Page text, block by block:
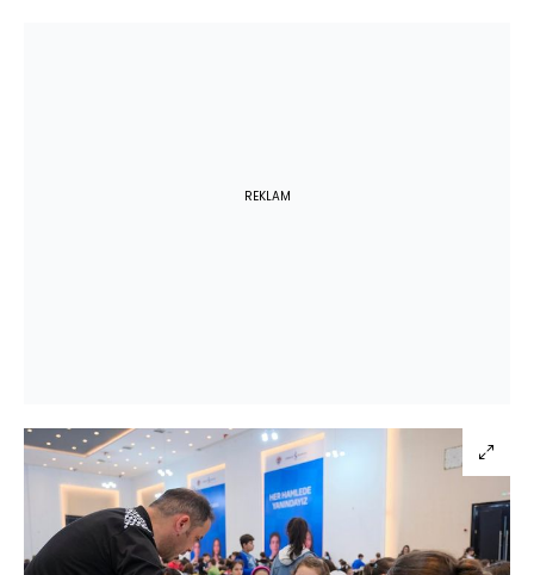
REKLAM